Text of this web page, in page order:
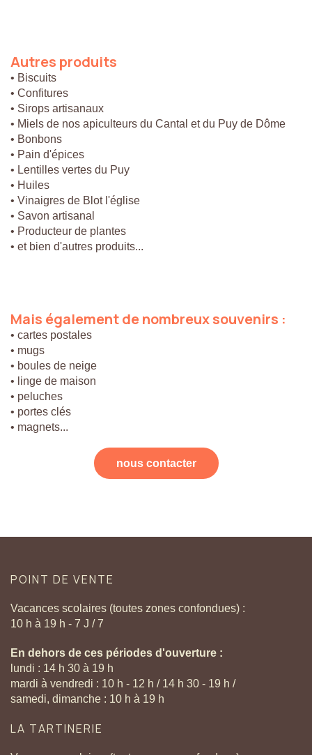
Autres produits
• Biscuits
• Confitures
• Sirops artisanaux
• Miels de nos apiculteurs du Cantal et du Puy de Dôme
• Bonbons
• Pain d'épices
• Lentilles vertes du Puy
• Huiles
• Vinaigres de Blot l'église
• Savon artisanal
• Producteur de plantes
• et bien d'autres produits...
Mais égalementdenombreuxsouvenirs :
• cartes postales
• mugs
• boules de neige
• linge de maison
• peluches
• portes clés
• magnets...
nous contacter
POINT DE VENTE
Vacances scolaires (toutes zones confondues) :
10 h à 19 h - 7 J / 7
En dehors de ces périodes d'ouverture :
lundi : 14 h 30 à 19 h
mardi à vendredi : 10 h - 12 h / 14 h 30 - 19 h /
samedi, dimanche : 10 h à 19 h
LA TARTINERIE